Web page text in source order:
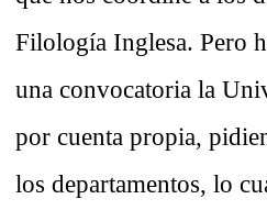
Filología Inglesa. Pero
una convocatoria la
por cuenta propia,
los departamentos, lo